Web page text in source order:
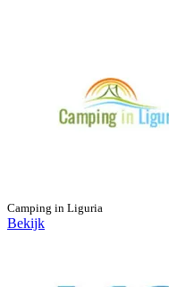
Camping in Liguria
Bekijk